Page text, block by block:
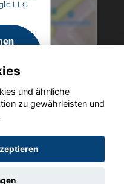
LLC
Autoland
und ähnliche
zu gewährleisten und